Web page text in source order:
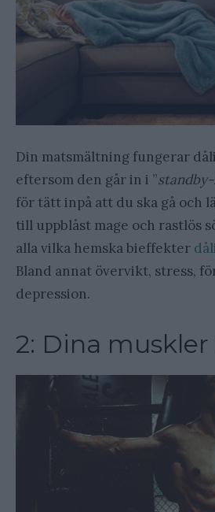
Din matsmältning fungerar
eftersom den går in i ”
för tätt inpå att du ska gå och
till uppblåst mage och rastlös
alla vilka hemska bieffekter
Bland annat övervikt, stress,
depression.
2: Dina